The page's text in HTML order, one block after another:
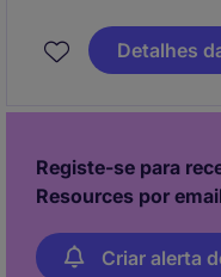
departamento. A
experiência das
Detalhes
Registe-se para
Resources por
Criar alerta